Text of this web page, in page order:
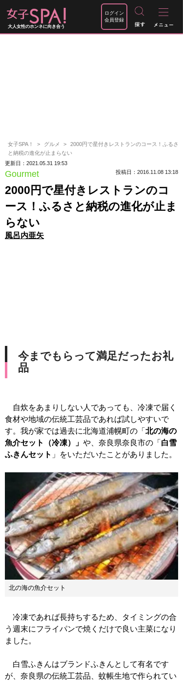
大人女性のホンネに向き合う
ログイン
会員登録
女子SPA！ グルメ
2000円で星付きレストランのコース！ふるさ
と納税の進化が止まらない
更新日：2021.05.31 19:53
Gourmet 投稿日：2016.11.08 13:18
2000円で星付きレストランのコ
ース！ふるさと納税の進化が止ま
らない
風呂内亜矢
今までもらって満足だったお礼
品
自炊をあまりしない人であっても、冷凍で届く
食材や地域の伝統工芸品であれば試しやすいで
す。我が家では過去に北海道浦幌町の「 北の海の
魚介セット（冷凍）」 や、奈良県奈良市の「 白雪
ふきんセット 」をいただいたことがありました。
北の海の魚介セット
冷凍であれば長持ちするため、タイミングの合
う週末にフライパンで焼くだけで良い主菜になり
ました。
白雪ふきんはブランドふきんとして有名です
が、奈良県の伝統工芸品、蚊帳生地で作られてい